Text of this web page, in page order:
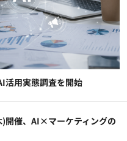
活用実態調査を開始
)開催、AI×マーケティングの